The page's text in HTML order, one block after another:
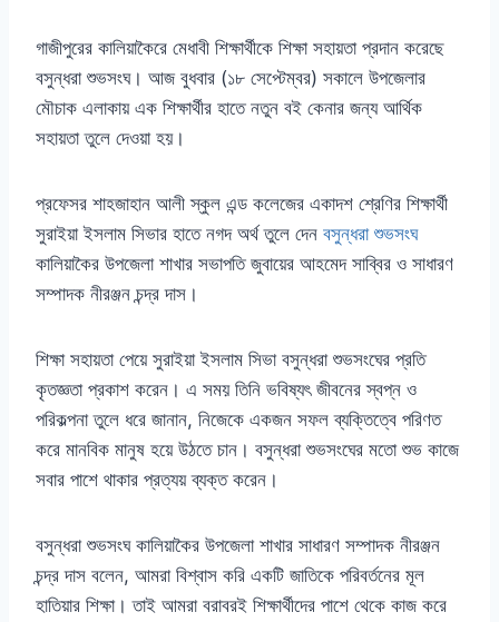
o
P
l
a
e
r
গাজীপুরের কালিয়াকৈরে মেধাবী শিক্ষার্থীকে শিক্ষা সহায়তা প্রদান করেছে
বসুন্ধরা শুভসংঘ। আজ বুধবার (১৮ সেপ্টেম্বর) সকালে উপজেলার
মৌচাক এলাকায় এক শিক্ষার্থীর হাতে নতুন বই কেনার জন্য আর্থিক
সহায়তা তুলে দেওয়া হয়।
প্রফেসর শাহজাহান আলী স্কুল এন্ড কলেজের একাদশ শ্রেণির শিক্ষার্থী
সুরাইয়া ইসলাম সিভার হাতে নগদ অর্থ তুলে দেন বসুন্ধরা শুভসংঘ
কালিয়াকৈর উপজেলা শাখার সভাপতি জুবায়ের আহমেদ সাব্বির ও সাধারণ
সম্পাদক নীরঞ্জন চন্দ্র দাস।
শিক্ষা সহায়তা পেয়ে সুরাইয়া ইসলাম সিভা বসুন্ধরা শুভসংঘের প্রতি
কৃতজ্ঞতা প্রকাশ করেন। এ সময় তিনি ভবিষ্যৎ জীবনের স্বপ্ন ও
পরিকল্পনা তুলে ধরে জানান, নিজেকে একজন সফল ব্যক্তিত্বে পরিণত
করে মানবিক মানুষ হয়ে উঠতে চান। বসুন্ধরা শুভসংঘের মতো শুভ কাজে
সবার পাশে থাকার প্রত্যয় ব্যক্ত করেন।
বসুন্ধরা শুভসংঘ কালিয়াকৈর উপজেলা শাখার সাধারণ সম্পাদক নীরঞ্জন
চন্দ্র দাস বলেন, আমরা বিশ্বাস করি একটি জাতিকে পরিবর্তনের মূল
হাতিয়ার শিক্ষা। তাই আমরা বরাবরই শিক্ষার্থীদের পাশে থেকে কাজ করে